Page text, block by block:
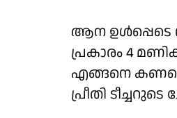
ആന ഉൾപ്പെടെ
പ്രകാരം 4
എങ്ങനെ
പ്രീതി ടീച്ചറുടെ